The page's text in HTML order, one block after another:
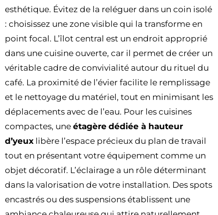
esthétique. Évitez de la reléguer dans un coin isolé
: choisissez une zone visible qui la transforme en
point focal. L’îlot central est un endroit approprié
dans une cuisine ouverte, car il permet de créer un
véritable cadre de convivialité autour du rituel du
café. La proximité de l’évier facilite le remplissage
et le nettoyage du matériel, tout en minimisant les
déplacements avec de l’eau. Pour les cuisines
compactes, une étagère dédiée à hauteur
d’yeux libère l’espace précieux du plan de travail
tout en présentant votre équipement comme un
objet décoratif. L’éclairage a un rôle déterminant
dans la valorisation de votre installation. Des spots
encastrés ou des suspensions établissent une